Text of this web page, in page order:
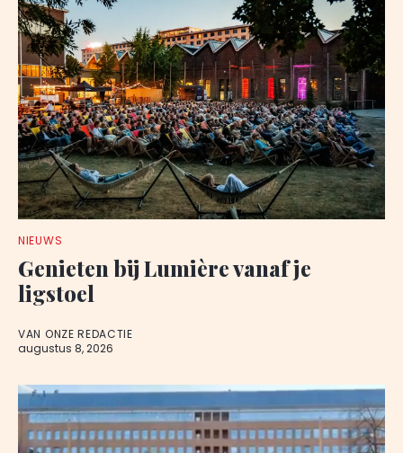
NIEUWS
Genieten bij Lumière vanaf je
ligstoel
VAN ONZE REDACTIE
augustus 8, 2026